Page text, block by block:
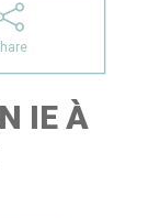
IE À